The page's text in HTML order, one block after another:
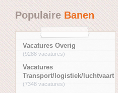
PopulaireBanen
Vacatures Overig
(9288 vacatures)
Vacatures
Transport/logistiek/luchtvaart
(7348 vacatures)